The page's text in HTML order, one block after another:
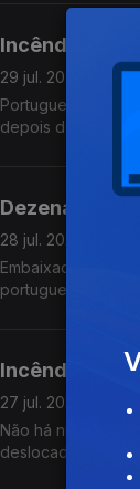
Incêndios
29 jul. 2026
Portugueses na
depois de terem
Dezenas de
28 jul. 2026
Embaixada de
portuguesa na
Incêndios em
27 jul. 2026
Não há números,
deslocados por